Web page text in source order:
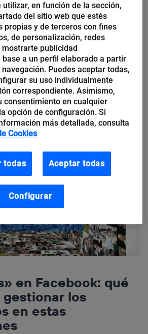
amenazas para la
de tu negocio
reputación online tienen un gran impacto
canales y especialmente en las redes
95 % de...
en Facebook: qué
gestionar los
en estas
en función de la sección,
del sitio web que estés
propias y de terceros con fines
de personalización, redes
publicidad
base a un perfil elaborado a partir
Puedes aceptar todas,
su uso individualmente
correspondiente. Asimismo,
consentimiento en cualquier
opción de configuración. Si
más detallada, consulta
Cookies
todas Aceptar todas
Configurar